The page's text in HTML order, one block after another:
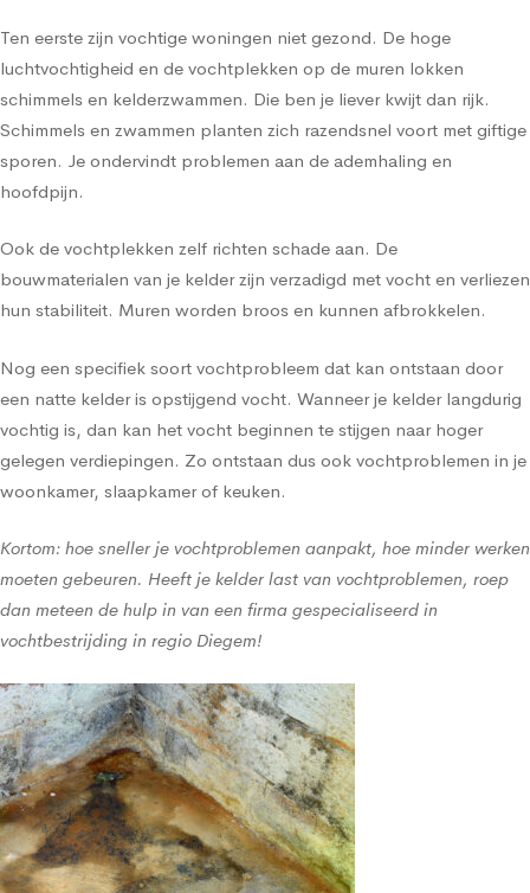
Ten eerste zijn vochtige woningen niet gezond. De hoge
luchtvochtigheid en de vochtplekken op de muren lokken
schimmels en kelderzwammen. Die ben je liever kwijt dan rijk.
Schimmels en zwammen planten zich razendsnel voort met giftige
sporen. Je ondervindt problemen aan de ademhaling en
hoofdpijn.
Ook de vochtplekken zelf richten schade aan. De
bouwmaterialen van je kelder zijn verzadigd met vocht en verliezen
hun stabiliteit. Muren worden broos en kunnen afbrokkelen.
Nog een specifiek soort vochtprobleem dat kan ontstaan door
een natte kelder is opstijgend vocht. Wanneer je kelder langdurig
vochtig is, dan kan het vocht beginnen te stijgen naar hoger
gelegen verdiepingen. Zo ontstaan dus ook vochtproblemen in je
woonkamer, slaapkamer of keuken.
Kortom: hoe sneller je vochtproblemen aanpakt, hoe minder werken
moeten gebeuren. Heeft je kelder last van vochtproblemen, roep
dan meteen de hulp in van een firma gespecialiseerd in
vochtbestrijding in regio Diegem!